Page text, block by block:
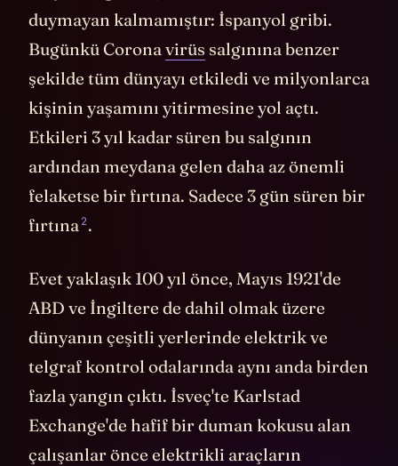
duymayan kalmamıştır: İspanyol gribi.
Bugünkü Coronavirüs salgınına benzer
şekilde tüm dünyayı etkiledi ve milyonlarca
kişinin yaşamını yitirmesine yol açtı.
Etkileri 3 yıl kadar süren bu salgının
ardından meydana gelen daha az önemli
felaketse bir fırtına. Sadece 3 gün süren bir
fırtına2.
Evet yaklaşık 100 yıl önce, Mayıs 1921'de
ABD ve İngiltere de dahil olmak üzere
dünyanın çeşitli yerlerinde elektrik ve
telgraf kontrol odalarında aynı anda birden
fazla yangın çıktı. İsveç'te Karlstad
Exchange'de hafif bir duman kokusu alan
çalışanlar önce elektrikli araçların